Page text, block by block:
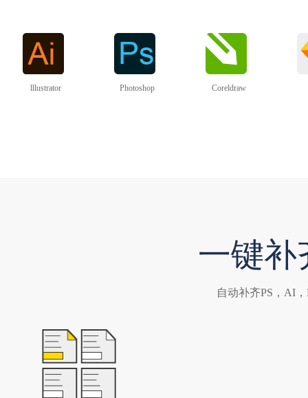
lllustrator Photoshop Coreldraw
一键补
自动补齐PS，AI